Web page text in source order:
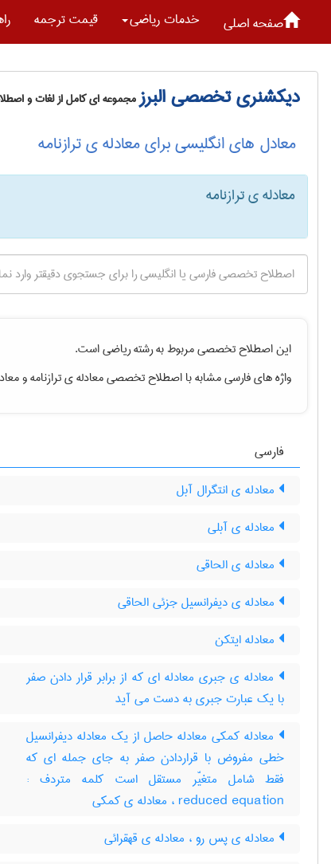
صفحه اصلی خدمات رياضی قیمت ترجمه
دیکشنری تخصصی البرزمجموعه ای کامل از لغات و
معادل های انگلیسی برای معادله ی ترازنامه
معادله ی ترازنامه
این اصطلاح تخصصی مربوط به رشتهرياضیاست.
واژه های فارسی مشابه با اصطلاح تخصصیمعادله ی ترازنامهو
فارسی
معادله ی انتگرال آبل
معادله ی آبلی
معادله ی الحاقی
معادله ی دیفرانسیل جزئی الحاقی
معادله ایتکن
معادله ی جبری معادله ای که از برابر قرار دادن صفر
با یک عبارت جبری به دست می آید
معادله کمکی معادله حاصل از یک معادله دیفرانسیل
خطی مفروض با قراردادن صفر به جای جمله ای که
فقط شامل متغیّر مستقل است کلمه متردف :
reduced equation ، معادله ی کمکی
معادله ی پس رو ، معادله ی قهقرائی